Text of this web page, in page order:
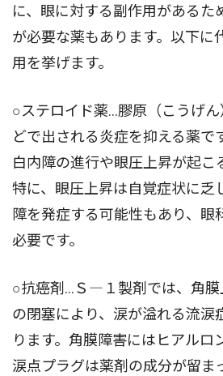
に、眼に対する副作用があるた
が必要な薬もあります。以下に
用を挙げます。
○ステロイド薬...膠原（こうげ
どで出される炎症を抑える薬で
白内障の進行や眼圧上昇が起こ
特に、眼圧上昇は自覚症状に乏
障を発症する可能性もあり、眼
必要です。
○抗癌剤...Ｓ―１製剤では、角
の閉塞により、涙が溢れる流涙
ります。角膜障害にはヒアルロ
涙点プラグは薬剤の成分が留ま